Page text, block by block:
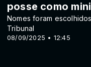
08/09/2025 • 12:45
posse como
Nomes foram
Tribunal